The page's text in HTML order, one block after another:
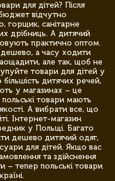
для дітей? Після
відчутно
горщик, санітарне
дрібниць. А дитячий
практично оптом.
а часу ходити
але так, щоб не
товари для дітей у
дитячих речей,
у магазинах – це
товари мають
А вибрати все, що
Інтернет-магазин
у Польщі. Багато
дешево дитячий одяг,
для дітей. Якщо вас
та здійснення
– тепер польські товари